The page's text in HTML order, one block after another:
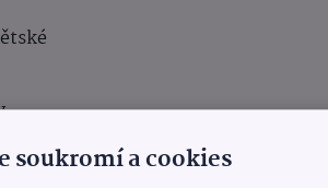
soukromí a cookies